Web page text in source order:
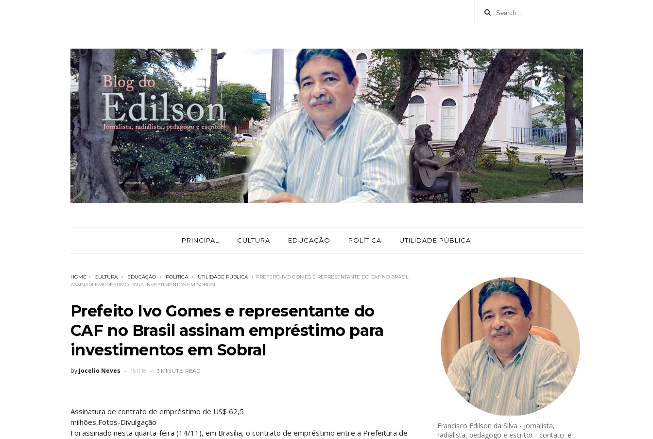
PRINCIPAL CULTURA EDUCAÇÃO POLÍTICA UTILIDADE PÚBLICA
HOME CULTURA EDUCAÇÃO POLÍTICA UTILIDADE PÚBLICA
PREFEITO IVO GOMES E REPRESENTANTE DO CAF NO BRASIL
ASSINAM EMPRÉSTIMO PARA INVESTIMENTOS EM SOBRAL
Prefeito Ivo Gomes e representante do
CAF no Brasil assinam empréstimo para
investimentos em Sobral
by Jocelio Neves 15.11.18 3 MINUTE READ
Assinatura de contrato de empréstimo de US$ 62,5
milhões,Fotos-Divulgação
Foi assinado nesta quarta-feira (14/11), em Brasília, o contrato de empréstimo entre a Prefeitura de
Francisco Edilson da Silva - Jornalista,
radialista, pedagogo e escritor - contato: e-